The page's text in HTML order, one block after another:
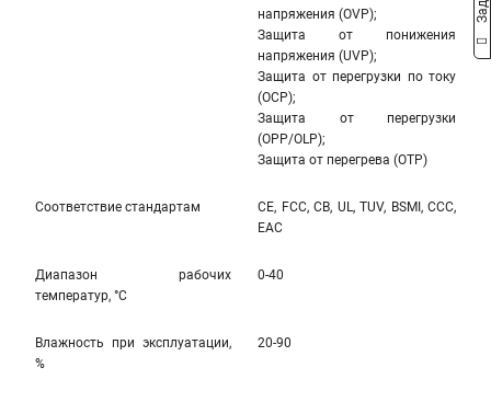
напряжения (OVP);
Защита от понижения
напряжения (UVP);
Защита от перегрузки по току
(OCP);
Защита от перегрузки
(OPP/OLP);
Защита от перегрева (OTP)
Соответствие стандартам
CE, FCC, CB, UL, TUV, BSMI, CCC,
EAC
Диапазон рабочих
температур, °С
0-40
Влажность при эксплуатации,
%
20-90